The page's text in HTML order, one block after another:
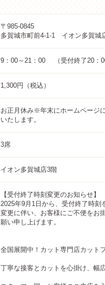
〒985-0845
多賀城市町前4-1-1 イオン多賀城
9：00～21：00 （受付終了20：
1,300円（税込）
お正月休み※年末にホームページ
いたします。
3席
イオン多賀城店3階
【受付終了時刻変更のお知らせ】
2025年9月1日から、受付終了時刻
変更に伴い、お客様にご不便をお
願い申し上げます。
全国展開中！カット専門店カット
丁寧な接客とカットを心掛け、幅